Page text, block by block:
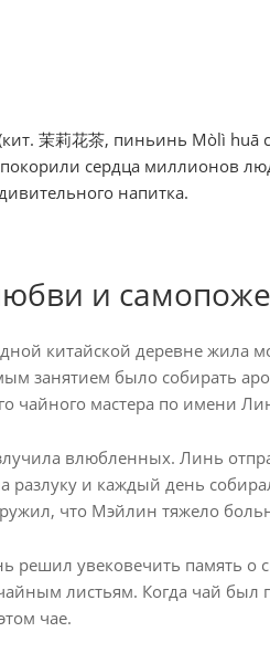
茉莉花茶, пиньинь Mòlì huā
сердца миллионов
напитка.
и
китайской деревне жила
занятием было собирать
чайного мастера по имени
влюбленных. Линь
разлуку и каждый день
что Мэйлин тяжело
решил увековечить память о
листьям. Когда чай был
чае.